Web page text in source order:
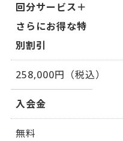
回分サービス＋
さらにお得な特
別割引
258,000円（税込）
入会金
無料